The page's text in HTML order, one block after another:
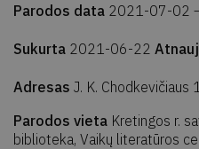
Parodos data 2021-07-02
Sukurta 2021-06-22
Adresas J. K. Chodkevičiaus
Parodos vieta Kretingos r.
biblioteka, Vaikų literatūros